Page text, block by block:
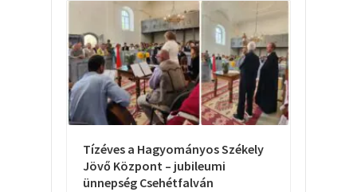
Tízéves a Hagyományos Székely
Jövő Központ – jubileumi
ünnepség Csehétfalván